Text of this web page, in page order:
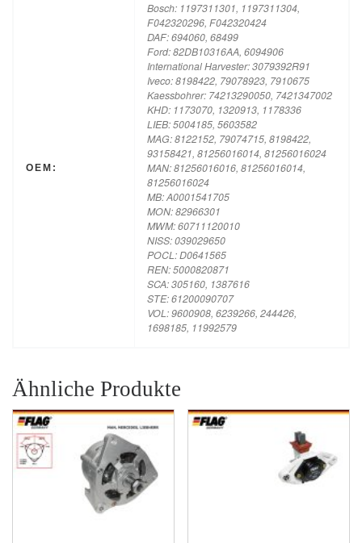
OEM:
Bosch: 1197311301, 1197311304,
F042320296, F042320424
DAF: 694060, 68499
Ford: 82DB10316AA, 6094906
International Harvester: 3079392R91
Iveco: 8198422, 79078923, 7910675
Kaessbohrer: 74213290050, 7421347002
KHD: 1173070, 1320913, 1178336
LIEB: 5004185, 5603582
MAG: 8122152, 79074715, 8198422,
93158421, 81256016014, 81256016024
MAN: 81256016016, 81256016014,
81256016024
MB: A0001541705
MON: 82966301
MWM: 60711120010
NISS: 039029650
POCL: D0641565
REN: 5000820871
SCA: 305160, 1387616
STE: 61200090707
VOL: 9600908, 6239266, 244426,
1698185, 11992579
Ähnliche Produkte